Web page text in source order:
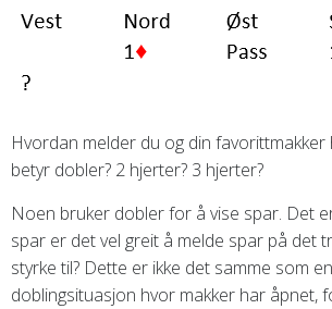
Hvordan melder du og din favorittmakker
betyr dobler? 2 hjerter? 3 hjerter?
Noen bruker dobler for å vise spar. Det
spar er det vel greit å melde spar på det
styrke til? Dette er ikke det samme som
doblingsituasjon hvor makker har åpnet,